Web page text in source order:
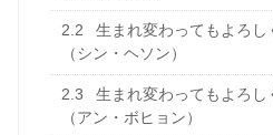
2.2
生まれ変わってもよろ
（シン・ヘソン）
2.3
生まれ変わってもよろ
（アン・ボヒョン）